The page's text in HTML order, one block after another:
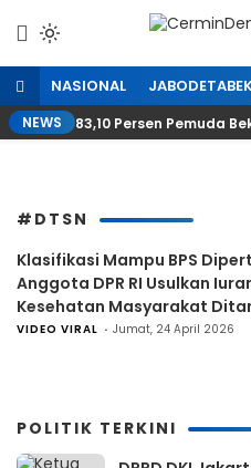
konten
NASIONAL
NEWS 83,10 Persen Pemuda
#DTSN
Klasifikasi Mampu BPS
Anggota DPR RI Usulkan
Kesehatan Masyarakat
Pemerintah
VIDEO VIRAL Jumat, 24 April 2026
POLITIK TERKINI